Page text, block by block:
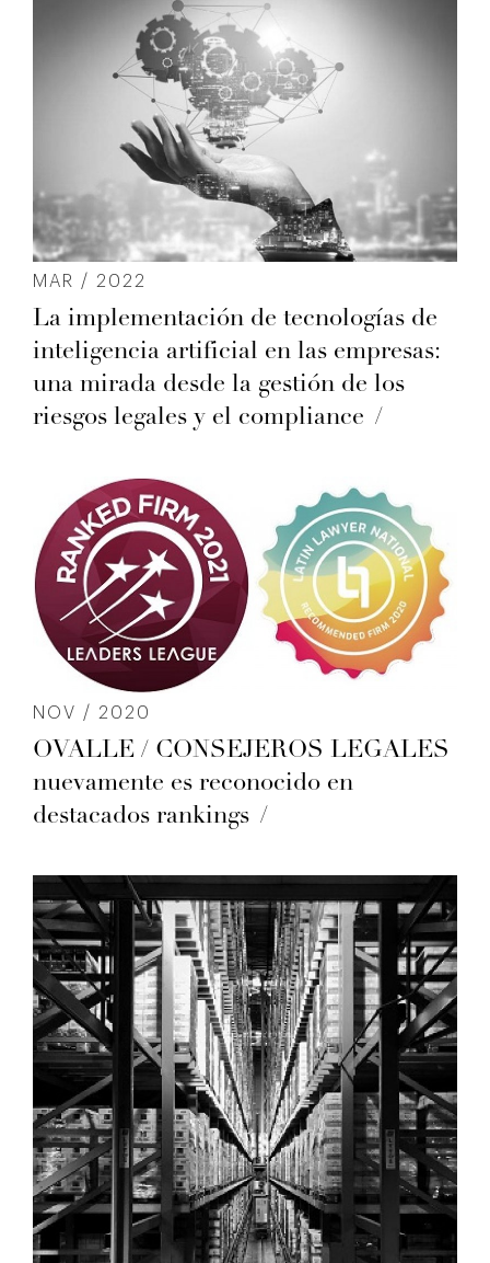
MAR / 2022
La implementación de tecnologías de
inteligencia artificial en las empresas:
una mirada desde la gestión de los
riesgos legales y el compliance
NOV / 2020
OVALLE / CONSEJEROS LEGALES
nuevamente es reconocido en
destacados rankings